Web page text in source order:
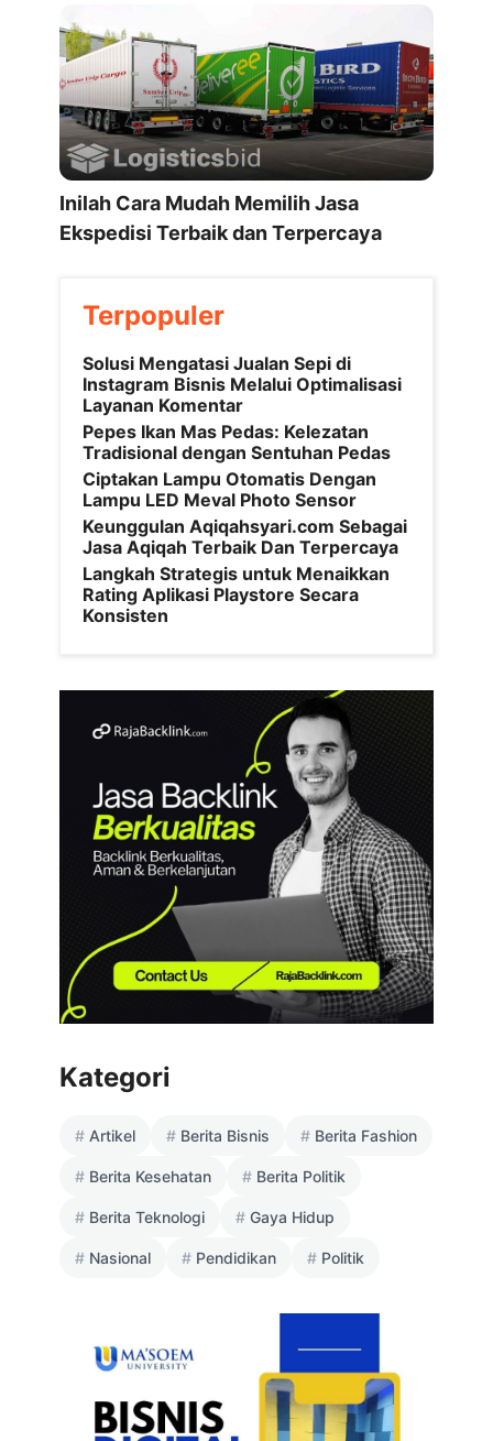
Inilah Cara Mudah Memilih Jasa
Ekspedisi Terbaik dan Terpercaya
Terpopuler
Solusi Mengatasi Jualan Sepi di
Instagram Bisnis Melalui Optimalisasi
Layanan Komentar
Pepes Ikan Mas Pedas: Kelezatan
Tradisional dengan Sentuhan Pedas
Ciptakan Lampu Otomatis Dengan
Lampu LED Meval Photo Sensor
Keunggulan Aqiqahsyari.com Sebagai
Jasa Aqiqah Terbaik Dan Terpercaya
Langkah Strategis untuk Menaikkan
Rating Aplikasi Playstore Secara
Konsisten
Kategori
Artikel Berita Bisnis Berita Fashion
Berita Kesehatan Berita Politik
Berita Teknologi Gaya Hidup
Nasional Pendidikan Politik